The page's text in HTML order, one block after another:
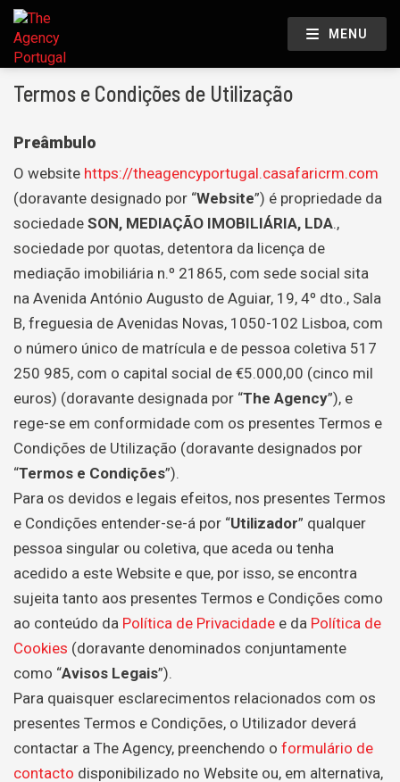
MENU
Termos e Condições de Utilização
Preâmbulo
O website https://theagencyportugal.casafaricrm.com
(doravante designado por “Website”) é propriedade da
sociedade SON, MEDIAÇÃO IMOBILIÁRIA, LDA.,
sociedade por quotas, detentora da licença de
mediação imobiliária n.º 21865, com sede social sita
na Avenida António Augusto de Aguiar, 19, 4º dto., Sala
B, freguesia de Avenidas Novas, 1050-102 Lisboa, com
o número único de matrícula e de pessoa coletiva 517
250 985, com o capital social de €5.000,00 (cinco mil
euros) (doravante designada por “The Agency”), e
rege-se em conformidade com os presentes Termos e
Condições de Utilização (doravante designados por
“Termos e Condições”).
Para os devidos e legais efeitos, nos presentes Termos
e Condições entender-se-á por “Utilizador” qualquer
pessoa singular ou coletiva, que aceda ou tenha
acedido a este Website e que, por isso, se encontra
sujeita tanto aos presentes Termos e Condições como
ao conteúdo da Política de Privacidade e da Política de
Cookies (doravante denominados conjuntamente
como “Avisos Legais”).
Para quaisquer esclarecimentos relacionados com os
presentes Termos e Condições, o Utilizador deverá
contactar a The Agency, preenchendo o formulário de
contacto disponibilizado no Website ou, em alternativa,